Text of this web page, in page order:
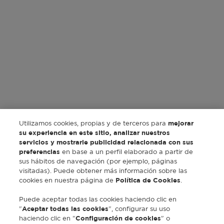
Utilizamos cookies, propias y de terceros para mejorar
su experiencia en este sitio, analizar nuestros
servicios y mostrarle publicidad relacionada con sus
preferencias en base a un perfil elaborado a partir de
sus hábitos de navegación (por ejemplo, páginas
visitadas). Puede obtener más información sobre las
cookies en nuestra página de
Política de Cookies.
Puede aceptar todas las cookies haciendo clic en
"Aceptar todas las cookies", configurar su uso
haciendo clic en "Configuración de cookies" o